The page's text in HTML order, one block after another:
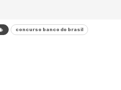
concurso banco do brasil